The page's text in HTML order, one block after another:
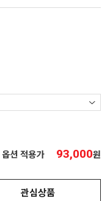
옵션 적용가 93,000원
관심상품